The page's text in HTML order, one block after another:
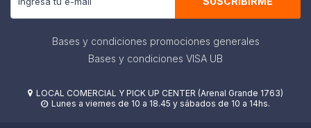
Bases y condiciones promociones generales
Bases y condiciones VISA UB
 LOCAL COMERCIAL Y PICK UP CENTER (Arenal Grande 1763)
 Lunes a viernes de 10 a 18.45 y sábados de 10 a 14hs.